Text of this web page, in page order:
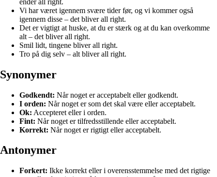
Vi har været igennem svære tider før, og vi kommer også
igennem disse – det bliver all right.
Det er vigtigt at huske, at du er stærk og at du kan overkomme
alt – det bliver all right.
Smil lidt, tingene bliver all right.
Tro på dig selv – alt bliver all right.
Synonymer
Godkendt: Når noget er acceptabelt eller godkendt.
I orden: Når noget er som det skal være eller acceptabelt.
Ok: Accepteret eller i orden.
Fint: Når noget er tilfredsstillende eller acceptabelt.
Korrekt: Når noget er rigtigt eller acceptabelt.
Antonymer
Forkert: Ikke korrekt eller i overensstemmelse med det rigtige